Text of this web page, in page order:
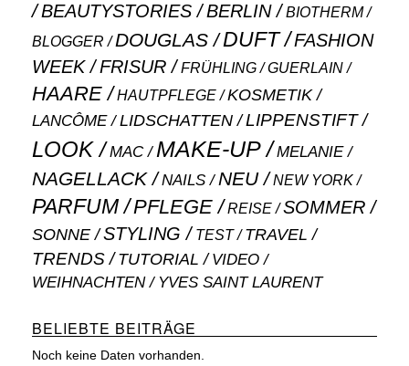
BEAUTYSTORIES BERLIN
BIOTHERM
BLOGGER
DOUGLAS DUFT
FASHION
WEEK
FRISUR FRÜHLING GUERLAIN
HAARE HAUTPFLEGE
KOSMETIK
LANCÔME
LIDSCHATTEN LIPPENSTIFT
LOOK MAC MAKE-UP MELANIE
NAGELLACK NAILS NEU NEW YORK
PARFUM PFLEGE REISE SOMMER
SONNE STYLING TEST TRAVEL
TRENDS TUTORIAL VIDEO
WEIHNACHTEN YVES SAINT LAURENT
BELIEBTE BEITRÄGE
Noch keine Daten vorhanden.